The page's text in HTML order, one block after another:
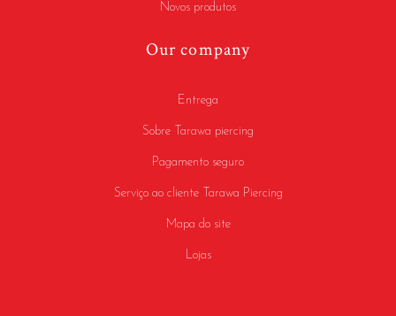
Novos produtos
Our company
Entrega
Sobre Tarawa piercing
Pagamento seguro
Serviço ao cliente Tarawa Piercing
Mapa do site
Lojas